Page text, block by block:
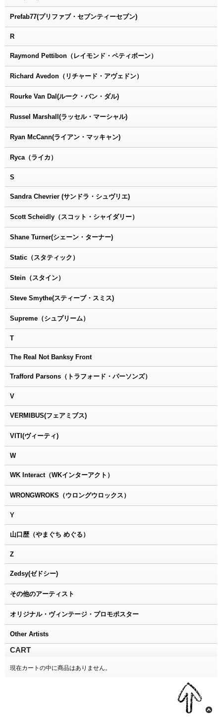
Prefab77(プリファブ・セブンティーセブン)
R
Raymond Pettibon（レイモンド・ペティボーン）
Richard Avedon（リチャード・アヴェドン）
Rourke Van Dal(ルーク・バン・ダル)
Russel Marshall(ラッセル・マーシャル)
Ryan McCann(ライアン・マッキャン)
Ryca（ライカ）
S
Sandra Chevrier (サンドラ・シュヴリエ)
Scott Scheidly（スコット・シャイダリー）
Shane Turner(シェーン・ターナー)
Static（スタティック）
Stein（スタイン）
Steve Smythe(スティーブ・スミス)
Supreme（シュプリーム）
T
The Real Not Banksy Front
Trafford Parsons（トラフォード・パーソンズ）
V
VERMIBUS(フェアミブス)
VITI(ヴィーティ)
W
WK Interact（WKインターアクト）
WRONGWROKS（ウロングウロックス）
Y
山口歴（やまぐち めぐる）
Z
Zedsy(ゼドシー)
その他のアーティスト
オリジナル・ヴィンテージ・プロモポスター
Other Artists
CART
現在カートの中に商品はありません。